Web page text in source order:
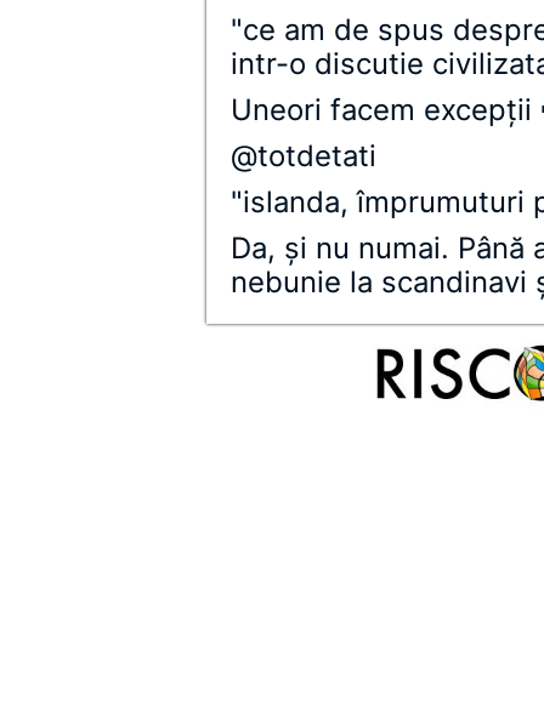
"ce am de spus
intr-o discutie
Uneori facem excepţii
@totdetati
"islanda, împrumuturi
Da, şi nu numai. Până
nebunie la scandinavi